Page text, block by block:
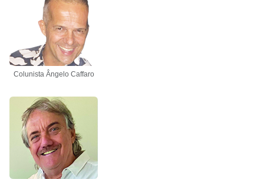
Colunista Ângelo Caffaro